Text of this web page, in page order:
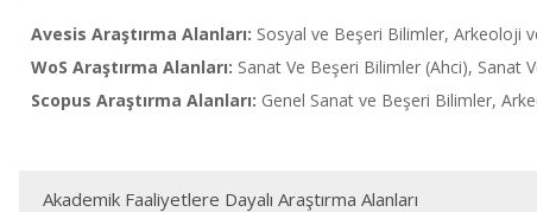
Avesis Araştırma Alanları: Sosyal ve Beşeri Bilimler, Arkeoloji
WoS Araştırma Alanları: Sanat Ve Beşeri Bilimler (Ahci), Sanat
Scopus Araştırma Alanları: Genel Sanat ve Beşeri Bilimler,
Akademik Faaliyetlere Dayalı Araştırma Alanları